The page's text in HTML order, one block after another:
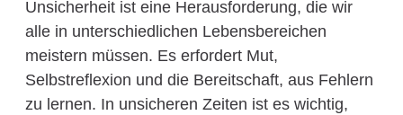
Unsicherheit ist eine Herausforderung, die wir
alle in unterschiedlichen Lebensbereichen
meistern müssen. Es erfordert Mut,
Selbstreflexion und die Bereitschaft, aus Fehlern
zu lernen. In unsicheren Zeiten ist es wichtig,